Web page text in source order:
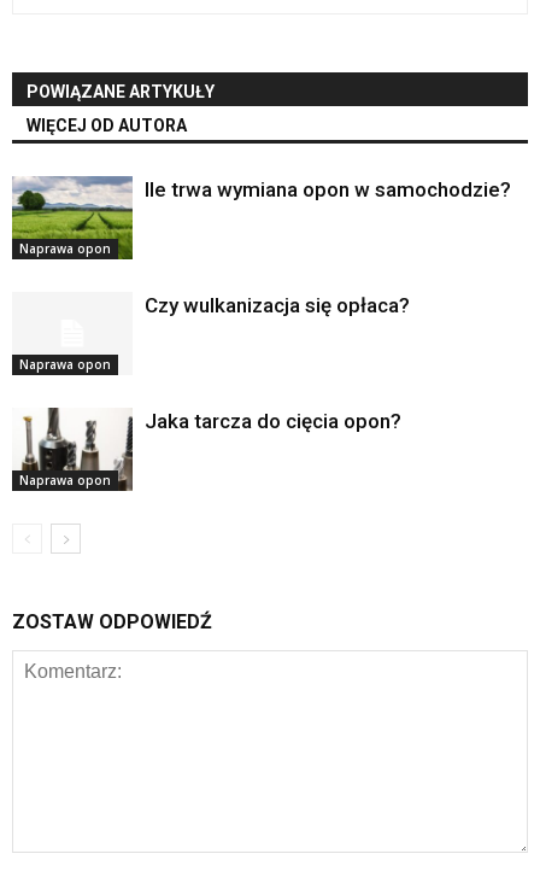
POWIĄZANE ARTYKUŁY
WIĘCEJ OD AUTORA
Naprawa opon
Ile trwa wymiana opon w samochodzie?
Naprawa opon
Czy wulkanizacja się opłaca?
Naprawa opon
Jaka tarcza do cięcia opon?
ZOSTAW ODPOWIEDŹ